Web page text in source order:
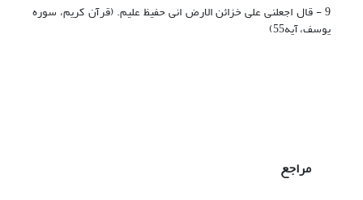
9 - قال اجعلنی علی خزائن الارض انی حفیظ علیم. (قرآن کریم، سوره
یوسف، آیه55)
مراجع